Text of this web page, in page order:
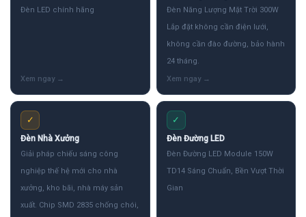
Đèn LED chính hãng
Đèn Năng Lượng Mặt Trời 300W
Lắp đặt không cần điện lưới,
không cần đào đường, bảo hành
24 tháng.
✓
Đèn Nhà Xưởng
Giải pháp chiếu sáng công
nghiệp thế hệ mới cho nhà
xưởng, kho bãi, nhà máy sản
xuất. Chip SMD 2835 chống chói,
✓
Đèn Đường LED
Đèn Đường LED Module 150W
TD14 Sáng Chuẩn, Bền Vượt Thời
Gian